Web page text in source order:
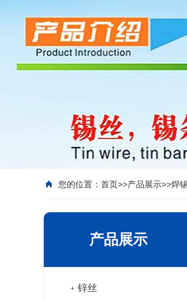
您的位置： 首页>>产品展示>>焊
产品展示
﹢锌丝